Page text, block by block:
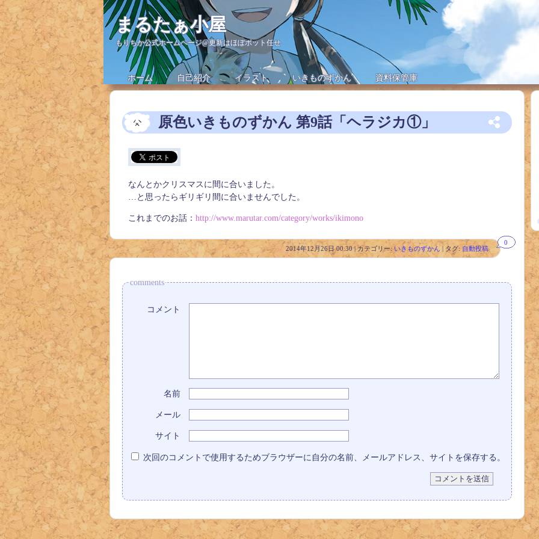
まるたぁ小屋
もりちか公式ホームページ@更新はほぼボット任せ
ホーム 自己紹介 イラスト いきものずかん 資料保管庫
原色いきものずかん 第9話「ヘラジカ①」
なんとかクリスマスに間に合いました。
…と思ったらギリギリ間に合いませんでした。
これまでのお話： http://www.marutar.com/category/works/ikimono
2014年12月26日 00:30 | カテゴリー: いきものずかん | タグ: 自動投稿
0
comments
コメント
名前
メール
サイト
次回のコメントで使用するためブラウザーに自分の名前、メールアドレス、サイトを保存する。